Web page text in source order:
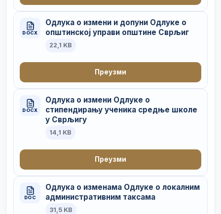
DOCX
Одлука о измени и допуни Одлуке о
општинској управи општине Сврљиг
22,1 KB
Преузми
DOCX
Одлука о измени Одлуке о
стипендирању ученика средње школе
у Сврљигу
14,1 KB
Преузми
DOC
Одлука о изменама Одлуке о локалним
административним таксама
31,5 KB